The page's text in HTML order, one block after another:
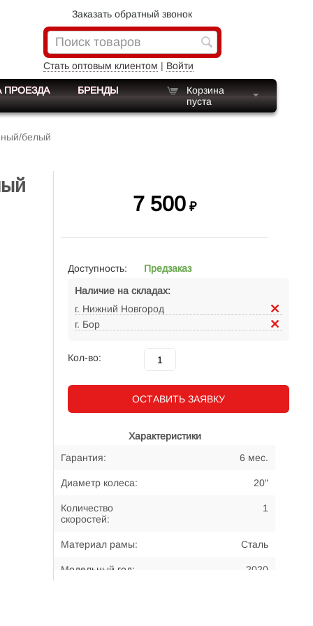
Заказать обратный звонок
Стать оптовым клиентом | Войти
ПРОЕЗДА БРЕНДЫ
Корзина
пуста
белый
7 500 ₽
Доступность:
Предзаказ
Наличие на складах:
г. Нижний Новгород
г. Бор
Кол-во:
ОСТАВИТЬ ЗАЯВКУ
Характеристики
Гарантия:
6 мес.
Диаметр колеса: 20"
Количество
скоростей:
1
Материал рамы: Сталь
Модельный год: 2020